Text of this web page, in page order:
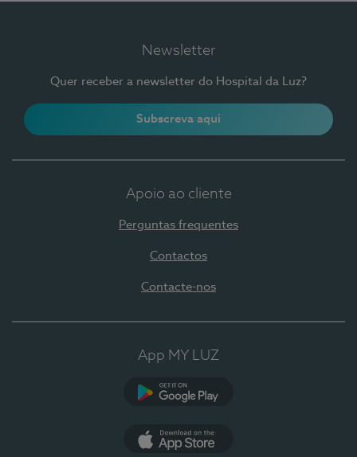
Newsletter
Quer receber a newsletter do Hospital da Luz?
Subscreva aqui
Apoio ao cliente
Perguntas frequentes
Contactos
Contacte-nos
App MY LUZ